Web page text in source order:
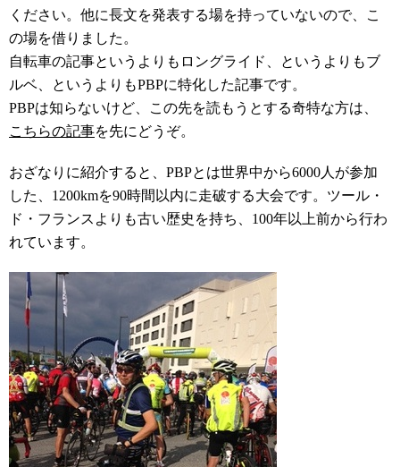
ください。他に長文を発表する場を持っていないので、こ
の場を借りました。
自転車の記事というよりもロングライド、というよりもブ
ルベ、というよりもPBPに特化した記事です。
PBPは知らないけど、この先を読もうとする奇特な方は、
こちらの記事を先にどうぞ。
おざなりに紹介すると、PBPとは世界中から6000人が参加
した、1200kmを90時間以内に走破する大会です。ツール・
ド・フランスよりも古い歴史を持ち、100年以上前から行わ
れています。